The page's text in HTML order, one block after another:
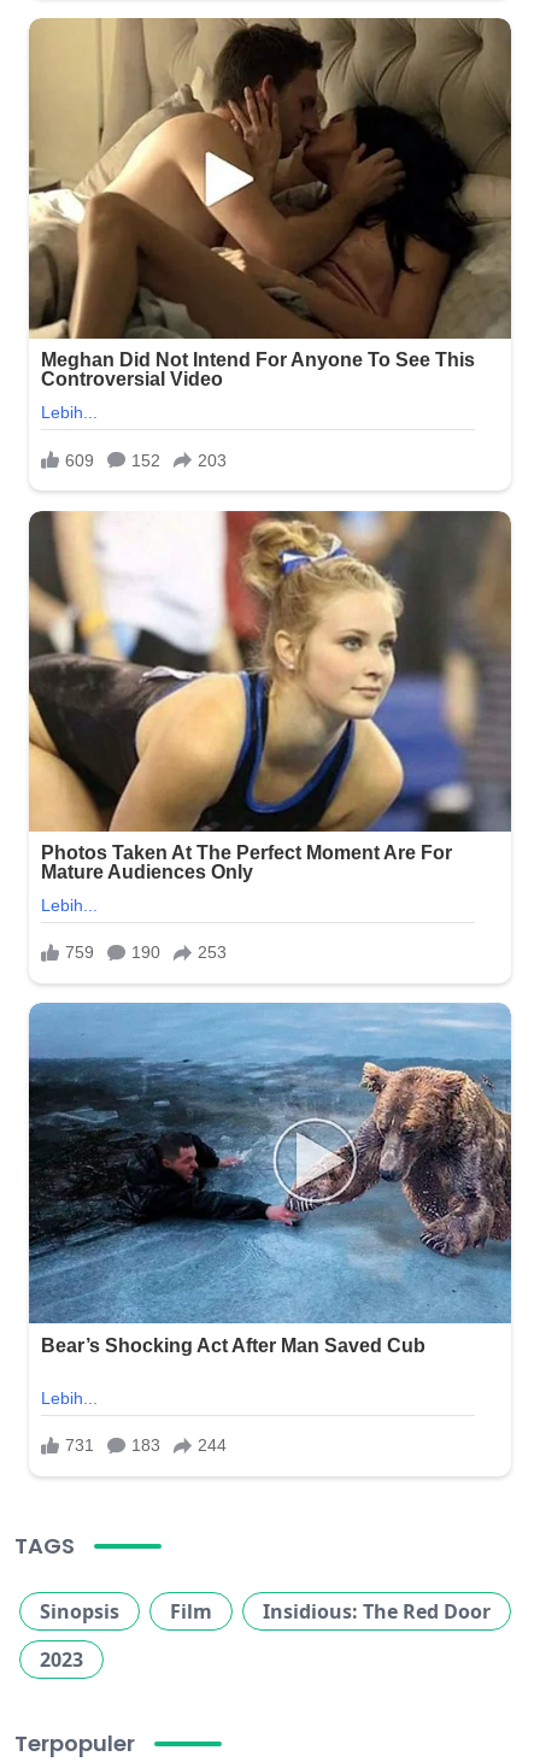
TAGS
Sinopsis Film
Insidious: The Red Door
2023
Terpopuler